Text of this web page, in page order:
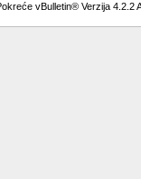
vBulletin® Verzija 4.2.2